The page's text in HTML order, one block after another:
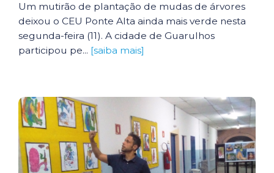
Um mutirão de plantação de mudas de árvores
deixou o CEU Ponte Alta ainda mais verde nesta
segunda-feira (11). A cidade de Guarulhos
participou pe... [saiba mais]